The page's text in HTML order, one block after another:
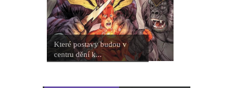
Které postavy budou v
centru dění k...